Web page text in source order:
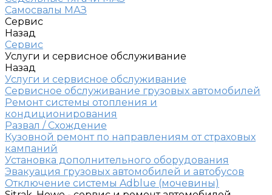
Самосвалы МАЗ
Сервис
Назад
Сервис
Услуги и сервисное обслуживание
Назад
Услуги и сервисное обслуживание
Сервисное обслуживание грузовых автомобилей
Ремонт системы отопления и
кондиционирования
Развал / Схождение
Кузовной ремонт по направлениям от страховых
кампаний
Установка дополнительного оборудования
Эвакуация грузовых автомобилей и автобусов
Отключение системы Adblue (мочевины)